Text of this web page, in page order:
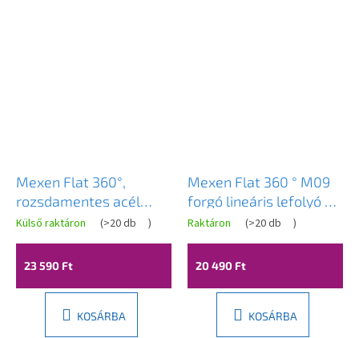
Mexen Flat 360°,
rozsdamentes acél
zuhanyfolyó, M15
modell 60 cm, fekete
matt, 1724060-40
Külső raktáron (>20 db )
23 590 Ft
KOSÁRBA
Mexen Flat 360 ° M09
forgó lineáris lefolyó 70
cm, króm - 1028070-40
Raktáron (>20 db )
20 490 Ft
KOSÁRBA